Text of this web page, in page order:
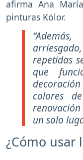
afirma Ana
pinturas Kölor.
repetidas
que
colores
un solo
¿Cómo usar